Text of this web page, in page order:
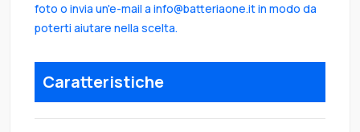
foto o invia un'e-mail a info@batteriaone.it in modo da
poterti aiutare nella scelta.
Caratteristiche